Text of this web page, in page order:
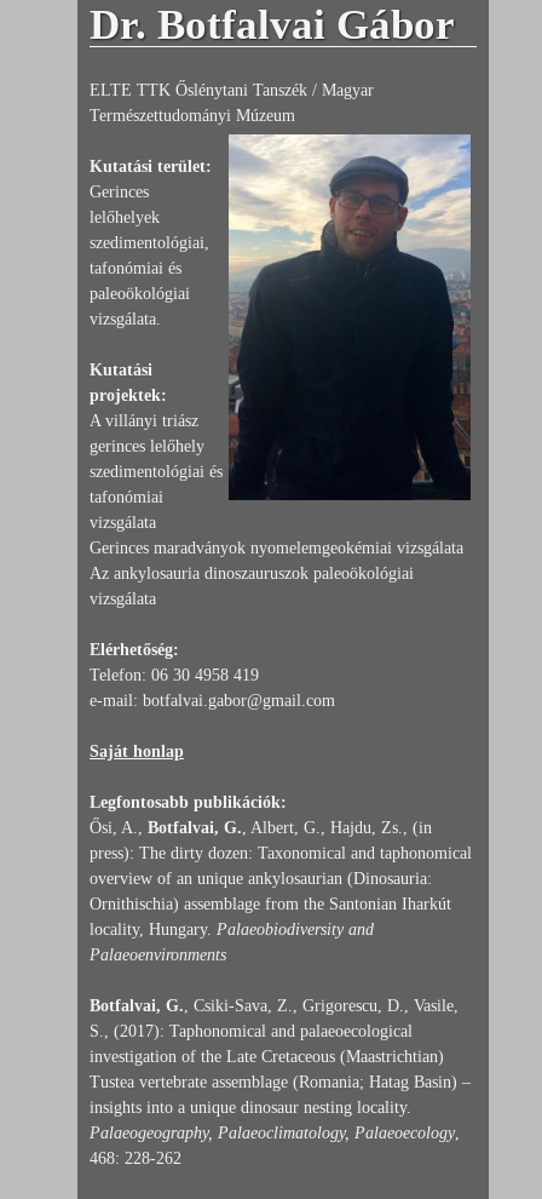
Dr. Botfalvai Gábor
ELTE TTK Őslénytani Tanszék / Magyar
Természettudományi Múzeum
Kutatási terület:
Gerinces
lelőhelyek
szedimentológiai,
tafonómiai és
paleoökológiai
vizsgálata.
Kutatási
projektek:
A villányi triász
gerinces lelőhely
szedimentológiai és
tafonómiai
vizsgálata
Gerinces maradványok nyomelemgeokémiai vizsgálata
Az ankylosauria dinoszauruszok paleoökológiai
vizsgálata
Elérhetőség:
Telefon: 06 30 4958 419
e-mail: botfalvai.gabor@gmail.com
Saját honlap
Legfontosabb publikációk:
Ősi, A., Botfalvai, G., Albert, G., Hajdu, Zs., (in
press): The dirty dozen: Taxonomical and taphonomical
overview of an unique ankylosaurian (Dinosauria:
Ornithischia) assemblage from the Santonian Iharkút
locality, Hungary. Palaeobiodiversity and
Palaeoenvironments
Botfalvai, G., Csiki-Sava, Z., Grigorescu, D., Vasile,
S., (2017): Taphonomical and palaeoecological
investigation of the Late Cretaceous (Maastrichtian)
Tustea vertebrate assemblage (Romania; Hatag Basin) –
insights into a unique dinosaur nesting locality.
Palaeogeography, Palaeoclimatology, Palaeoecology,
468: 228-262